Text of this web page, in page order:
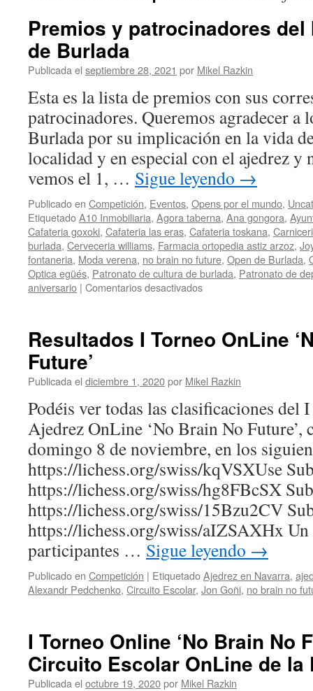
Premios y patrocinadores del
de Burlada
Publicada el septiembre 28, 2021 por Mikel Razkin
Esta es la lista de premios con sus
patrocinadores. Queremos agradecer a
Burlada por su implicación en la vida
localidad y en especial con el ajedrez y
vemos el 1, … Sigue leyendo →
Publicado en Competición, Eventos, Opens por el mundo,
EtiquetadoA10 Inmobiliaria, Agora taberna, Ana gongora,
Cafateria goxoki, Cafateria las eras, Cafateria toskana,
burlada, Cerveceria williams, Farmacia ortopedia astiz arzoz,
fontaneria, Moda verena, no brain no future, Open de Burlada,
Optica egüés, Patronato de cultura de burlada, Patronato de
aniversario | Comentarios desactivadosen
del
Sub2200
Burlada
Resultados I Torneo OnLine
Future’
Publicada el diciembre 1, 2020por Mikel Razkin
Podéis ver todas las clasificaciones del
Ajedrez OnLine ‘No Brain No Future’,
domingo 8 de noviembre, en los
https://lichess.org/swiss/kqVSXUse
https://lichess.org/swiss/hg8FBcSX
https://lichess.org/swiss/15Bzu2CV
https://lichess.org/swiss/aIZSAXHx Un
participantes … Sigue leyendo →
Publicado en Competición | EtiquetadoAjedrez en Navarra,
Alexandr Pedchenko, Circuito Escolar, Jon Goñi, no brain no
I Torneo Online ‘No Brain No
Circuito Escolar OnLine de la
Publicada el octubre 19, 2020por Mikel Razkin